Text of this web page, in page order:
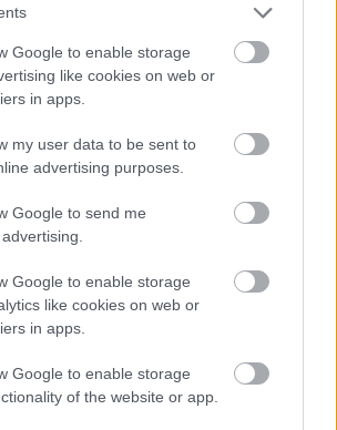
Google to enable storage
like cookies on web or
in apps.
my user data to be sent to
advertising purposes.
Google to send me
Google to enable storage
like cookies on web or
in apps.
Google to enable storage
of the website or app.
Szólj hozzá!